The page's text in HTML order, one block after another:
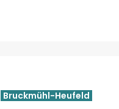
Bruckmühl-Heufeld